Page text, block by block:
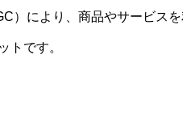
）により、商品やサービス
トです。